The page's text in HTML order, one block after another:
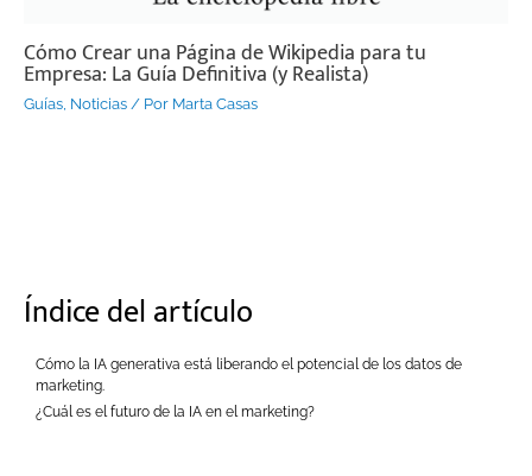
Cómo Crear una Página de Wikipedia para tu
Empresa: La Guía Definitiva (y Realista)
Guías, Noticias / Por Marta Casas
Índice del artículo
Cómo la IA generativa está liberando el potencial de los datos de
marketing.
¿Cuál es el futuro de la IA en el marketing?